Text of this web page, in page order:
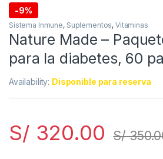
-9%
Sistema Inmune, Suplementos, Vitaminasㅤ
Nature Made –
para la diabetes, 60
Availability: Disponible para reserva
S/ 320.00 S/